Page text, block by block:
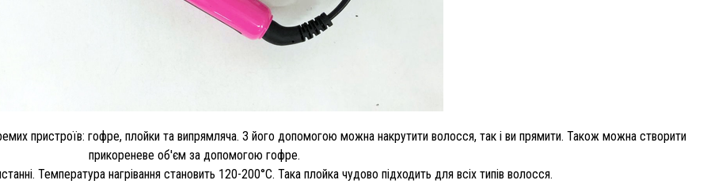
пристроїв: гофре, плойки та випрямляча. З його допомогою можна накрутити волосся, так і ви прямити. Також можна створити
прикореневе об'єм за допомогою гофре.
Температура нагрівання становить 120-200°С. Така плойка чудово підходить для всіх типів волосся.